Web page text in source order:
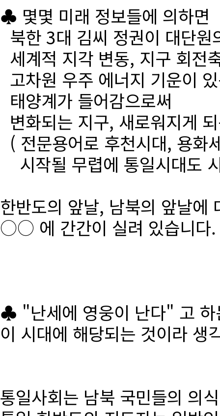
♣ 몇몇 미래 정보들에 의하면
북한 3대 김씨 정권이 대단
세계적 지각 변동, 지구 회전
고차원 우주 에너지 기운이
태양계가 들어감으로써
변화되는 지구, 새로워지게
( 전문용어로 후천시대, 용화
시작될 무렵에 통일시대도
한반도의 앞날, 남북의 앞날에
○○ 에 간간이 실려 있습니다.
♣ "난세에 영웅이 난다" 고 하
이 시대에 해당되는 것이라 생
통일사회는 남북 국민들의 의